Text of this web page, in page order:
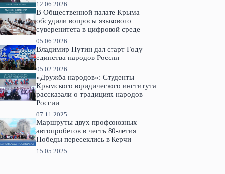
12.06.2026
В Общественной палате Крыма
обсудили вопросы языкового
суверенитета в цифровой среде
05.06.2026
Владимир Путин дал старт Году
единства народов России
05.02.2026
«Дружба народов»: Студенты
Крымского юридического института
рассказали о традициях народов
России
07.11.2025
Маршруты двух профсоюзных
автопробегов в честь 80-летия
Победы пересеклись в Керчи
15.05.2025